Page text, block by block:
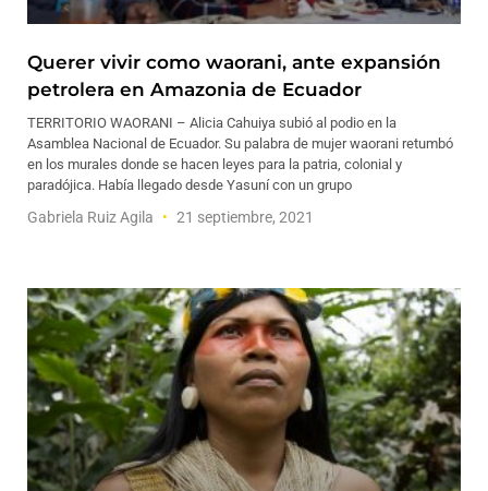
Querer vivir como waorani, ante expansión
petrolera en Amazonia de Ecuador
TERRITORIO WAORANI – Alicia Cahuiya subió al podio en la
Asamblea Nacional de Ecuador. Su palabra de mujer waorani retumbó
en los murales donde se hacen leyes para la patria, colonial y
paradójica. Había llegado desde Yasuní con un grupo
Gabriela Ruiz Agila 21 septiembre, 2021